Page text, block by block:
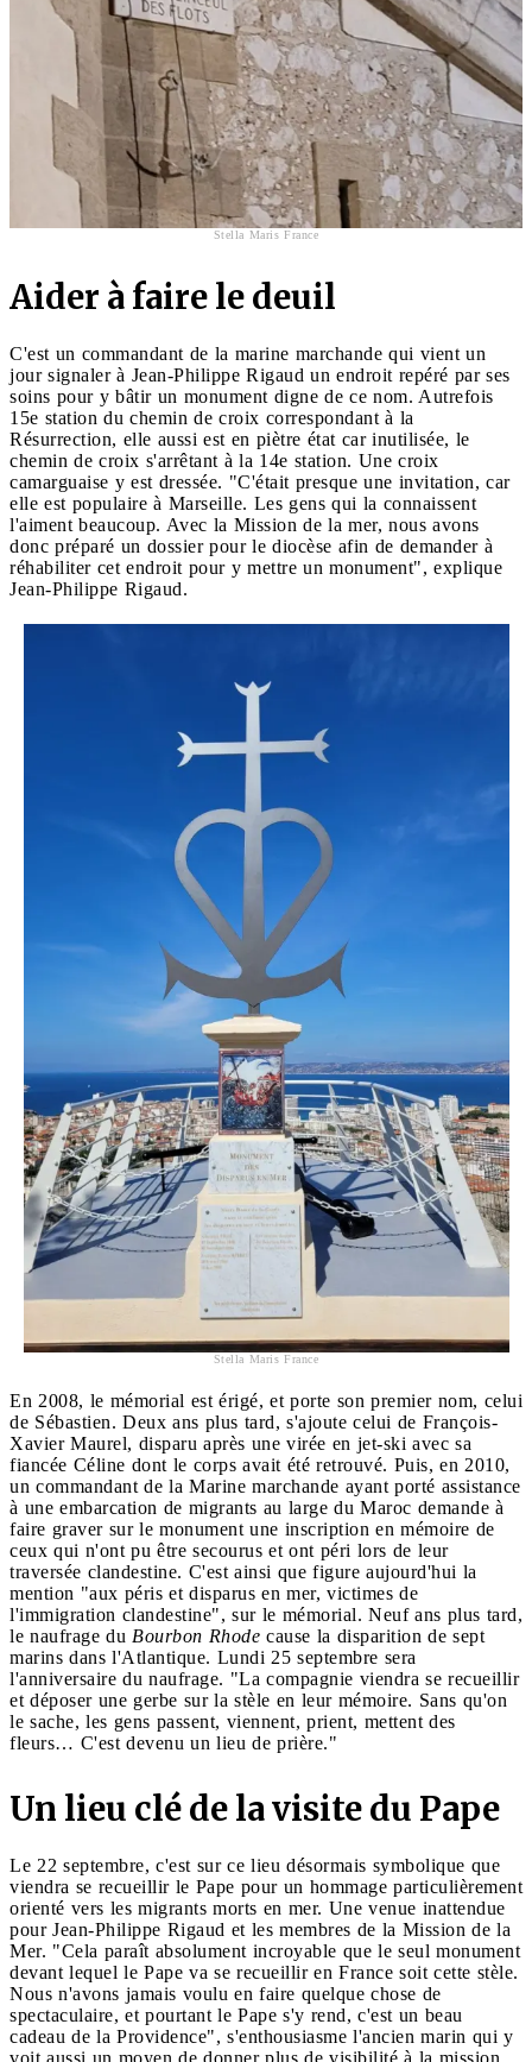
Stella Maris France
Aider à faire le deuil
C'est un commandant de la marine marchande qui vient un
jour signaler à Jean-Philippe Rigaud un endroit repéré par ses
soins pour y bâtir un monument digne de ce nom. Autrefois
15e station du chemin de croix correspondant à la
Résurrection, elle aussi est en piètre état car inutilisée, le
chemin de croix s'arrêtant à la 14e station. Une croix
camarguaise y est dressée. "C'était presque une invitation, car
elle est populaire à Marseille. Les gens qui la connaissent
l'aiment beaucoup. Avec la Mission de la mer, nous avons
donc préparé un dossier pour le diocèse afin de demander à
réhabiliter cet endroit pour y mettre un monument", explique
Jean-Philippe Rigaud.
Stella Maris France
En 2008, le mémorial est érigé, et porte son premier nom, celui
de Sébastien. Deux ans plus tard, s'ajoute celui de François-
Xavier Maurel, disparu après une virée en jet-ski avec sa
fiancée Céline dont le corps avait été retrouvé. Puis, en 2010,
un commandant de la Marine marchande ayant porté assistance
à une embarcation de migrants au large du Maroc demande à
faire graver sur le monument une inscription en mémoire de
ceux qui n'ont pu être secourus et ont péri lors de leur
traversée clandestine. C'est ainsi que figure aujourd'hui la
mention "aux péris et disparus en mer, victimes de
l'immigration clandestine", sur le mémorial. Neuf ans plus tard,
le naufrage du Bourbon Rhode cause la disparition de sept
marins dans l'Atlantique. Lundi 25 septembre sera
l'anniversaire du naufrage. "La compagnie viendra se recueillir
et déposer une gerbe sur la stèle en leur mémoire. Sans qu'on
le sache, les gens passent, viennent, prient, mettent des
fleurs… C'est devenu un lieu de prière."
Un lieu clé de la visite du Pape
Le 22 septembre, c'est sur ce lieu désormais symbolique que
viendra se recueillir le Pape pour un hommage particulièrement
orienté vers les migrants morts en mer. Une venue inattendue
pour Jean-Philippe Rigaud et les membres de la Mission de la
Mer. "Cela paraît absolument incroyable que le seul monument
devant lequel le Pape va se recueillir en France soit cette stèle.
Nous n'avons jamais voulu en faire quelque chose de
spectaculaire, et pourtant le Pape s'y rend, c'est un beau
cadeau de la Providence", s'enthousiasme l'ancien marin qui y
voit aussi un moyen de donner plus de visibilité à la mission